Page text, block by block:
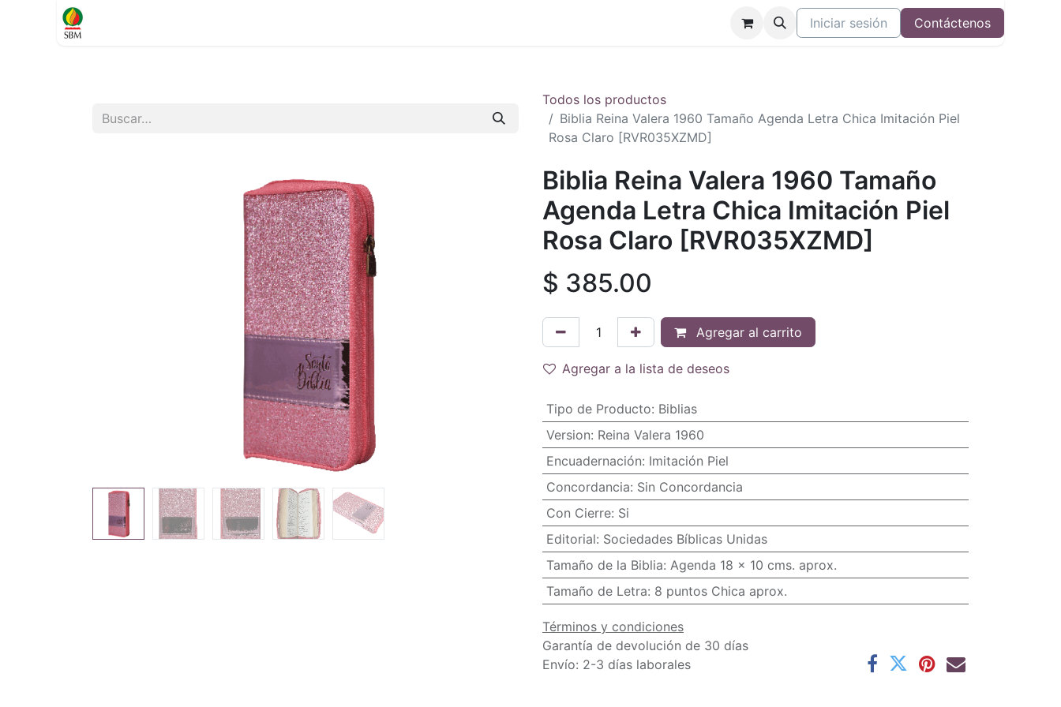
Iniciar sesión Contáctenos
Todos los productos
Biblia Reina Valera 1960 Tamaño Agenda Letra Chica Imitación Piel
Rosa Claro [RVR035XZMD]
Biblia Reina Valera 1960 Tamaño
Agenda Letra Chica Imitación Piel
Rosa Claro [RVR035XZMD]
$ 385.00
Agregar al carrito
Agregar a la lista de deseos
Tipo de Producto: Biblias
Version: Reina Valera 1960
Encuadernación: Imitación Piel
Concordancia: Sin Concordancia
Con Cierre: Si
Editorial: Sociedades Bíblicas Unidas
Tamaño de la Biblia: Agenda 18 x 10 cms. aprox.
Tamaño de Letra: 8 puntos Chica aprox.
Términos y condiciones
Garantía de devolución de 30 días
Envío: 2-3 días laborales